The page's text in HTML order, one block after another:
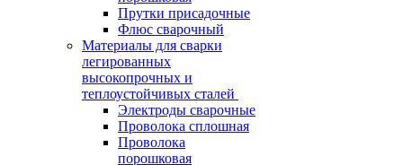
Прутки присадочные
Флюс сварочный
Материалы для сварки
легированных
высокопрочных и
теплоустойчивых сталей
Электроды сварочные
Проволока сплошная
Проволока
порошковая